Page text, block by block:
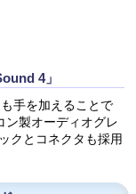
4」
手を加えることで
ン製オーディオグレ
クとコネクタも採用